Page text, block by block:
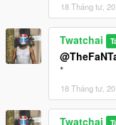
18 Tháng tư,
Twatchai
*
18 Tháng tư,
Twatchai